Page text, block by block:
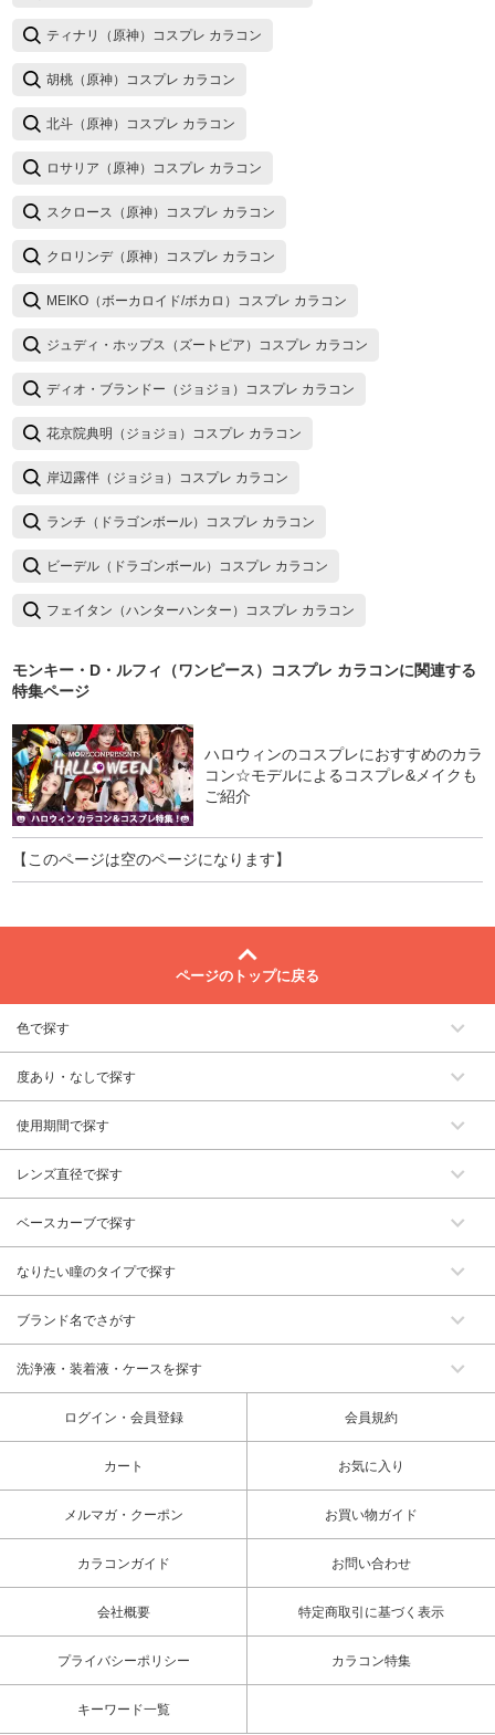
ティナリ（原神）コスプレ カラコン
胡桃（原神）コスプレ カラコン
北斗（原神）コスプレ カラコン
ロサリア（原神）コスプレ カラコン
スクロース（原神）コスプレ カラコン
クロリンデ（原神）コスプレ カラコン
MEIKO（ボーカロイド/ボカロ）コスプレ カラコン
ジュディ・ホップス（ズートピア）コスプレ カラコン
ディオ・ブランドー（ジョジョ）コスプレ カラコン
花京院典明（ジョジョ）コスプレ カラコン
岸辺露伴（ジョジョ）コスプレ カラコン
ランチ（ドラゴンボール）コスプレ カラコン
ビーデル（ドラゴンボール）コスプレ カラコン
フェイタン（ハンターハンター）コスプレ カラコン
モンキー・D・ルフィ（ワンピース）コスプレ カラコンに関連する
特集ページ
ハロウィンのコスプレにおすすめのカラ
コン☆モデルによるコスプレ&メイクも
ご紹介
【このページは空のページになります】
ページのトップに戻る
色で探す
度あり・なしで探す
使用期間で探す
レンズ直径で探す
ベースカーブで探す
なりたい瞳のタイプで探す
ブランド名でさがす
洗浄液・装着液・ケースを探す
ログイン・会員登録 会員規約
カート お気に入り
メルマガ・クーポン お買い物ガイド
カラコンガイド お問い合わせ
会社概要 特定商取引に基づく表示
プライバシーポリシー カラコン特集
キーワード一覧